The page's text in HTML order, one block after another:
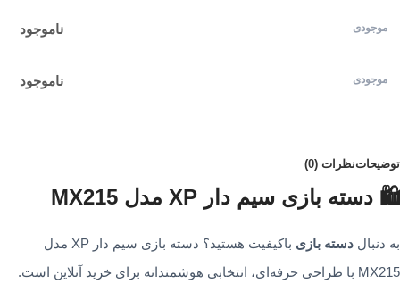
ناموجود
ناموجود
توضیحاتنظرات (0)
🛍️ دسته بازی سیم دار XP مدل MX215
به دنبال دسته بازی
باکیفیت هستید؟ دسته بازی سیم دار XP مدل
MX215 با طراحی حرفه‌ای، انتخابی هوشمندانه برای خرید آنلاین است.